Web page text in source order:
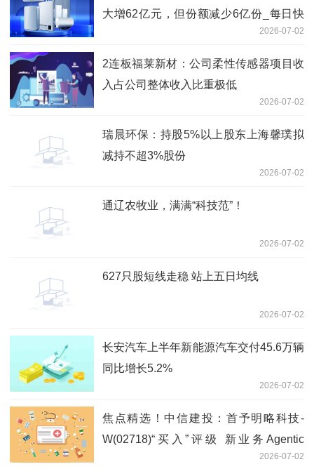
大增62亿元，但份额减少6亿份_每日快
2026-07-02
2连板福莱新材：公司柔性传感器项目收
入占公司整体收入比重极低
2026-07-02
瑞晨环保：持股5%以上股东上海馨璞拟
减持不超3%股份
2026-07-02
通辽农牧业，满满“科技范”！
2026-07-02
627只股短线走稳 站上五日均线
2026-07-02
长安汽车上半年新能源汽车交付45.6万辆
同比增长5.2%
2026-07-02
焦点精选！中信建投：首予明略科技-
W(02718)“买入”评级 新业务Agentic
2026-07-02